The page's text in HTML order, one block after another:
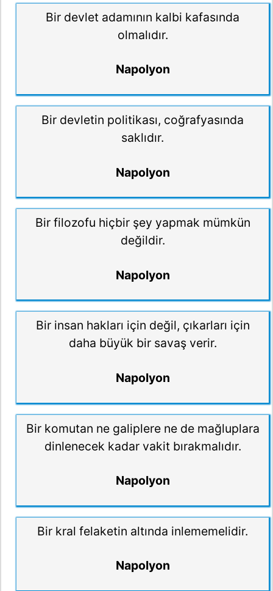
Bir devlet adamının kalbi kafasında
olmalıdır.
Napolyon
Bir devletin politikası, coğrafyasında
saklıdır.
Napolyon
Bir filozofu hiçbir şey yapmak mümkün
değildir.
Napolyon
Bir insan hakları için değil, çıkarları için
daha büyük bir savaş verir.
Napolyon
Bir komutan ne galiplere ne de mağluplara
dinlenecek kadar vakit bırakmalıdır.
Napolyon
Bir kral felaketin altında inlememelidir.
Napolyon